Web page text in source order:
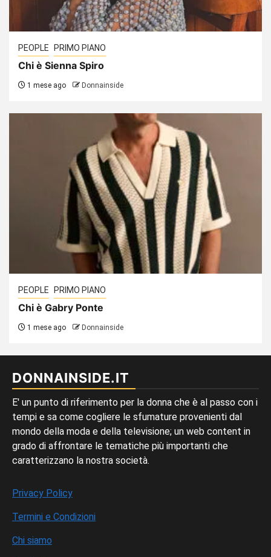
PEOPLE PRIMO PIANO
Chi è Sienna Spiro
1 mese ago Donnainside
PEOPLE PRIMO PIANO
Chi è Gabry Ponte
1 mese ago Donnainside
DONNAINSIDE.IT
E' un punto di riferimento per la donna che è al passo con i
tempi e sa come cogliere le sfumature provenienti dal
mondo della moda e della televisione; un web content in
grado di affrontare le tematiche più importanti che
caratterizzano la nostra società.
Privacy Policy
Termini e Condizioni
Chi siamo